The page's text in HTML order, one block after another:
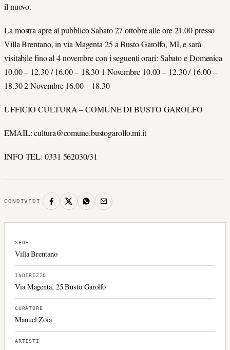
il nuovo.
La mostra apre al pubblico Sabato 27 ottobre alle ore 21.00 presso
Villa Brentano, in via Magenta 25 a Busto Garolfo, MI, e sarà
visitabile fino al 4 novembre con i seguenti orari: Sabato e Domenica
10.00 – 12.30 / 16.00 – 18.30 1 Novembre 10.00 – 12.30 / 16.00 –
18.30 2 Novembre 16.00 – 18.30
UFFICIO CULTURA – COMUNE DI BUSTO GAROLFO
EMAIL: cultura@comune.bustogarolfo.mi.it
INFO TEL: 0331 562030/31
CONDIVIDI
SEDE
Villa Brentano
INDIRIZZO
Via Magenta, 25 Busto Garolfo
CURATORE
Manuel Zoia
ARTISTI